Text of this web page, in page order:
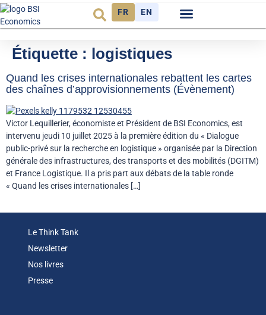
FR EN
Étiquette : logistiques
Quand les crises internationales rebattent les cartes
des chaînes d’approvisionnements (Évènement)
Victor Lequillerier, économiste et Président de BSI Economics, est
intervenu jeudi 10 juillet 2025 à la première édition du « Dialogue
public-privé sur la recherche en logistique » organisée par la Direction
générale des infrastructures, des transports et des mobilités (DGITM)
et France Logistique. Il a pris part aux débats de la table ronde
« Quand les crises internationales […]
Le Think Tank
Newsletter
Nos livres
Presse